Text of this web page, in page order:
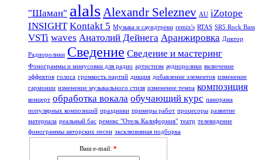
"Шаман" alals Alexandr Seleznev AU iZotope
INSIGHT Kontakt 5 Mузыкa и саундтреки remix's RTAS SR5 Rock Bass
VSTi waves Анатолий Дейнега Аранжировка Диктор
Радиоролики Сведение Сведение и мастеринг
Фонограммы и минусовки для радио артистизм аудиоролики включение
эффектов голоса громкость партий дикция добавление элементов изменение
гармонии изменение музыкального стиля изменение темпа композиция
концерт обработка вокала обучающий курс панорама
популярных композиций праздники примеры работ процесоры развитие
материала реальный бас ремикс "Отель Калифорния" театр телевидение
фонограммы авторских песен эксклюзивная подборка
Ваш e-mail: *